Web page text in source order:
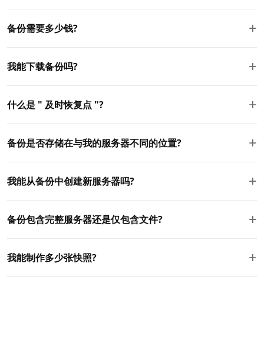
间您的服务器将暂时无法使用 。 我们建议您在低流量期间恢复
备份需要多少钱? +
入您的存储配额 。 没有备份或恢复操作的隐藏费用 。
我能下载备份吗? +
您就可以保存一份外部副本, 或者在需要时将服务器迁移到另一
什么是 " 及时恢复点 "? +
而不是仅仅恢复备份的确切时间。 这对从意外数据丢失或腐败中
备份是否存储在与我的服务器不同的位置? +
施上。 这确保了您的备份生存下去, 即使您的服务器\ u0027s 数
我能从备份中创建新服务器吗? +
这对克隆环境、 设置中继服务器或横向缩放都有好处 。
备份包含完整服务器还是仅包含文件? +
库、 配置和已安装的软件。 当您恢复时, 将会在那个时间点得到
我能制作多少张快照? +